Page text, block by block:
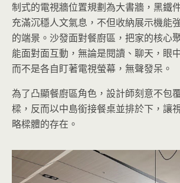
制式的電視牆位置規劃為大書牆，黑鐵
充滿沉穩人文氣息，不但收納展示機能
的端景。沙發面對餐廚區，把家的核心
能面對面互動，無論是閱讀、聊天，眼
而不是各自盯著電視螢幕，無聲發呆。
為了凸顯餐廚區角色，設計師刻意不包
樑，反而以中島銜接餐桌並排於下，讓
略樑體的存在。